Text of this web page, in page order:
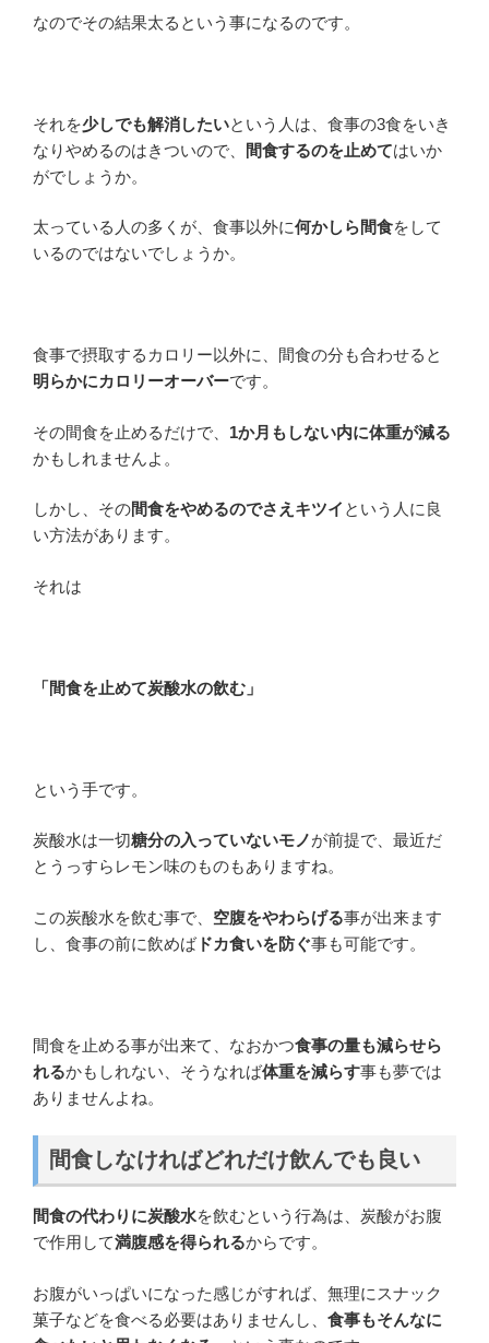
なのでその結果太るという事になるのです。
それを少しでも解消したいという人は、食事の3食をいき
なりやめるのはきついので、
間食するのを止めてはいか
がでしょうか。
太っている人の多くが、食事以外に何かしら間食をして
いるのではないでしょうか。
食事で摂取するカロリー以外に、間食の分も合わせると
明らかにカロリーオーバーです。
その間食を止めるだけで、 1か月もしない内に体重が減る
かもしれませんよ。
しかし、その間食をやめるのでさえキツイ という人に良
い方法があります。
それは
「間食を止めて炭酸水の飲む」
という手です。
炭酸水は一切糖分の入っていないモノが前提で、最近だ
とうっすらレモン味のものもありますね。
この炭酸水を飲む事で、 空腹をやわらげる事が出来ます
し、食事の前に飲めばドカ食いを防ぐ事も可能です。
間食を止める事が出来て、なおかつ食事の量も減らせら
れるかもしれない、そうなれば体重を減らす事も夢では
ありませんよね。
間食しなければどれだけ飲んでも良い
間食の代わりに炭酸水を飲むという行為は、炭酸がお腹
で作用して満腹感を得られるからです。
お腹がいっぱいになった感じがすれば、無理にスナック
菓子などを食べる必要はありませんし、 食事もそんなに